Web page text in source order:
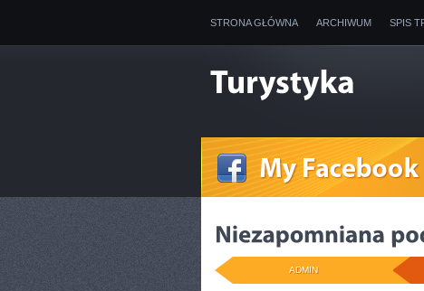
STRONA GŁÓWNA ARCHIWUM SPIS
ADMIN